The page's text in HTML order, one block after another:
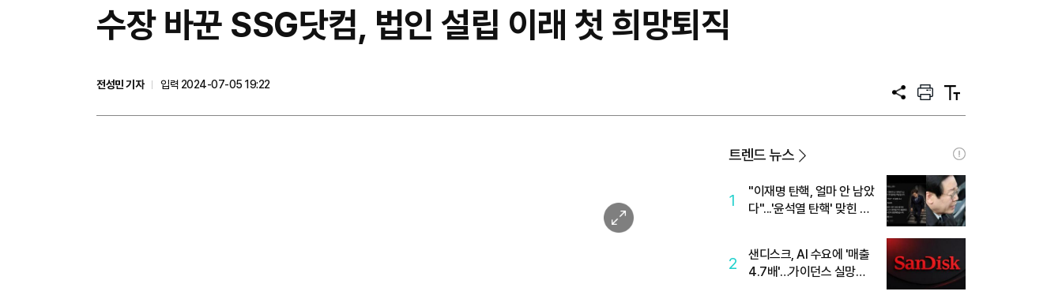
수장 바꾼 SSG닷컴, 법인 설립 이래 첫 희망퇴직
전성민 기자
입력 2024-07-05 19:22
공
프
트
텍
트
이
미
트렌드 뉴스
1
"이재명 탄핵, 얼마 안 남았
다"...'윤석열 탄핵' 맞힌 무
2
샌디스크, AI 수요에 '매출
4.7배'…가이던스 실망에